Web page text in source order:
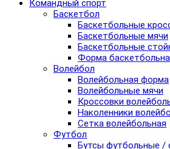
Командный спорт
Баскетбол
Баскетбольные
Баскетбольные мячи
Баскетбольные
Форма
Волейбол
Волейбольная форма
Волейбольные мячи
Кроссовки
Наколенники
Сетка волейбольная
Футбол
Бутсы футбольные /